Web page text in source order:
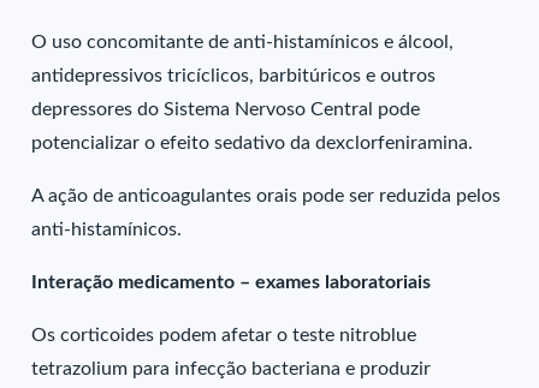
O uso concomitante de anti-histamínicos e álcool,
antidepressivos tricíclicos, barbitúricos e outros
depressores do Sistema Nervoso Central pode
potencializar o efeito sedativo da dexclorfeniramina.
A ação de anticoagulantes orais pode ser reduzida pelos
anti-histamínicos.
Interação medicamento – exames laboratoriais
Os corticoides podem afetar o teste nitroblue
tetrazolium para infecção bacteriana e produzir